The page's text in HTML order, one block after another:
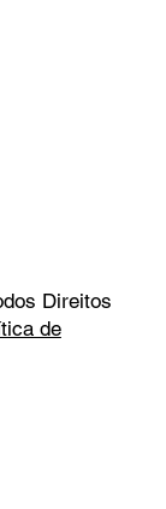
Direitos
de